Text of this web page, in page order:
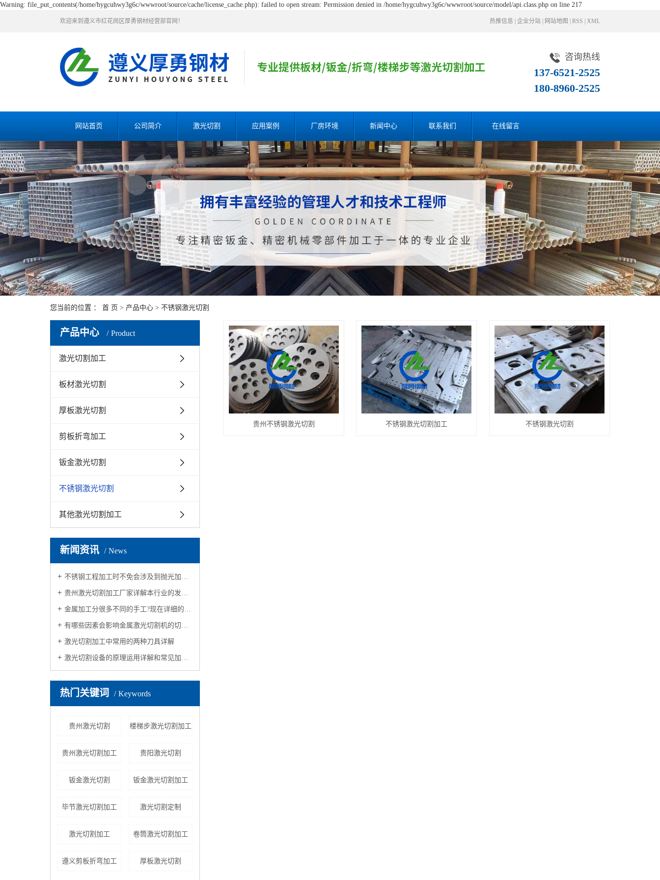
Warning: file_put_contents(/home/hygcuhwy3g6c/wwwroot/source/cache/license_cache.php): failed to open stream: Permission denied in /home/hygcuhwy3g6c/wwwroot/source/model/api.class.php on line 217
欢迎来到遵义市红花岗区厚勇钢材经营部官网！ 热推信息 企业分站 网站地图 RSS XML
咨询热线
137-6521-2525
180-8960-2525
网站首页 公司简介 激光切割 应用案例 厂房环境 新闻中心 联系我们 在线留言
您当前的位置 ： 首 页 > 产品中心 > 不锈钢激光切割
产品中心 Product
激光切割加工
板材激光切割
厚板激光切割
剪板折弯加工
钣金激光切割
不锈钢激光切割
其他激光切割加工
新闻资讯 News
不锈钢工程加工时不免会涉及到抛光加工，抛光质量会受哪些因素影响呢？
贵州激光切割加工厂家详解本行业的发展历程
金属加工分很多不同的手工?现在详细的分析一下不同的加工方法
有哪些因素会影响金属激光切割机的切割质量？接下来，让我们一起来认识
激光切割加工中常用的两种刀具详解
激光切割设备的原理运用详解和常见加工规格
热门关键词 Keywords
贵州激光切割 楼梯步激光切割加工
贵州激光切割加工 贵阳激光切割
钣金激光切割 钣金激光切割加工
毕节激光切割加工 激光切割定制
激光切割加工 卷筒激光切割加工
遵义剪板折弯加工 厚板激光切割
贵州不锈钢激光切割 不锈钢激光切割加工 不锈钢激光切割